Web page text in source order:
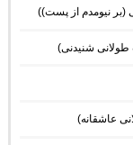
(بر نیومدم از پست))